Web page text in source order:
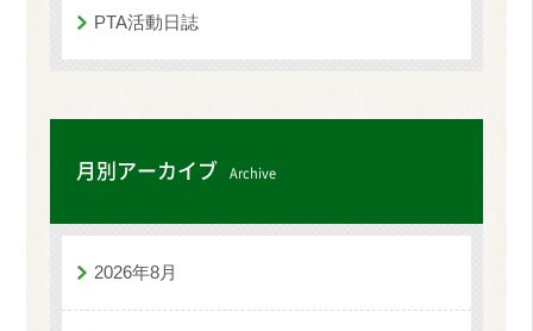
PTA活動日誌
月別アーカイブ Archive
2026年8月